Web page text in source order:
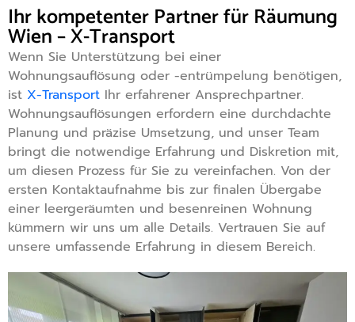
Ihr kompetenter Partner für Räumung
Wien – X-Transport
Wenn Sie Unterstützung bei einer
Wohnungsauflösung oder -entrümpelung benötigen,
ist X-Transport Ihr erfahrener Ansprechpartner.
Wohnungsauflösungen erfordern eine durchdachte
Planung und präzise Umsetzung, und unser Team
bringt die notwendige Erfahrung und Diskretion mit,
um diesen Prozess für Sie zu vereinfachen. Von der
ersten Kontaktaufnahme bis zur finalen Übergabe
einer leergeräumten und besenreinen Wohnung
kümmern wir uns um alle Details. Vertrauen Sie auf
unsere umfassende Erfahrung in diesem Bereich.